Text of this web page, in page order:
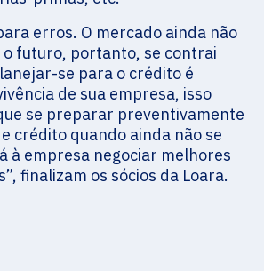
erros. O mercado ainda não
o futuro, portanto, se contrai
se para o crédito é
de sua empresa, isso
se preparar preventivamente
crédito quando ainda não se
à empresa negociar melhores
finalizam os sócios da Loara.